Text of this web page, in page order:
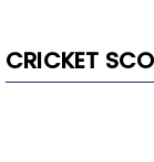
CRICKET